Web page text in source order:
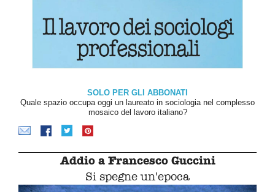
SOLO PER GLI ABBONATI
Quale spazio occupa oggi un laureato in sociologia nel complesso
mosaico del lavoro italiano?
Addio a Francesco Guccini
Si spegne un'epoca